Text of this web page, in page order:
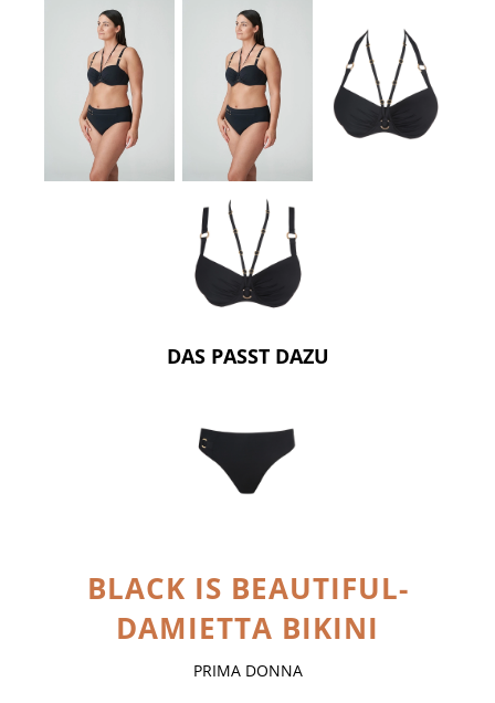
DAS PASST DAZU
BLACK IS BEAUTIFUL-
DAMIETTA BIKINI
PRIMA DONNA